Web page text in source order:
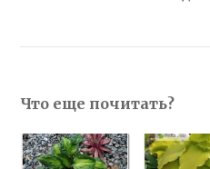
Что еще почитать?